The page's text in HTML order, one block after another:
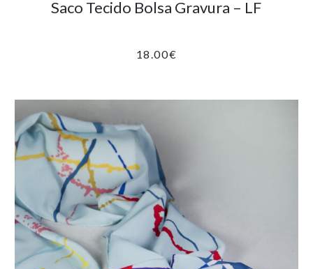
Saco Tecido Bolsa Gravura – LF
18.00€